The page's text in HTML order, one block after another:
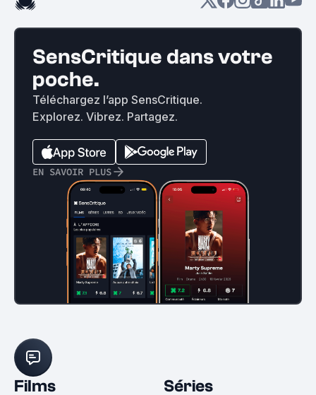
SensCritique dans votre
poche.
Téléchargez l’app SensCritique.
Explorez. Vibrez. Partagez.
EN SAVOIR PLUS
Films Séries